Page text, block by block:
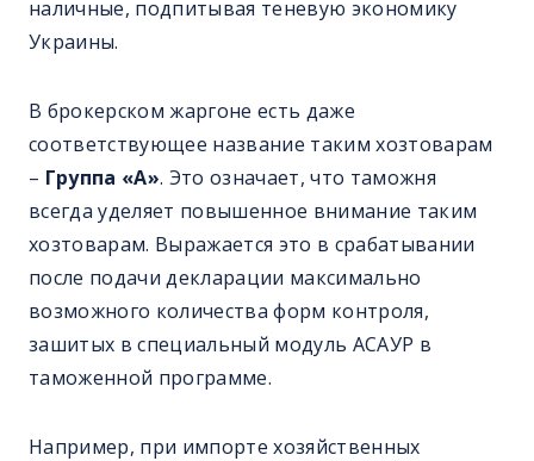
наличные, подпитывая теневую экономику
Украины.
В брокерском жаргоне есть даже
соответствующее название таким хозтоварам
– Группа «А». Это означает, что таможня
всегда уделяет повышенное внимание таким
хозтоварам. Выражается это в срабатывании
после подачи декларации максимально
возможного количества форм контроля,
зашитых в специальный модуль АСАУР в
таможенной программе.
Например, при импорте хозяйственных